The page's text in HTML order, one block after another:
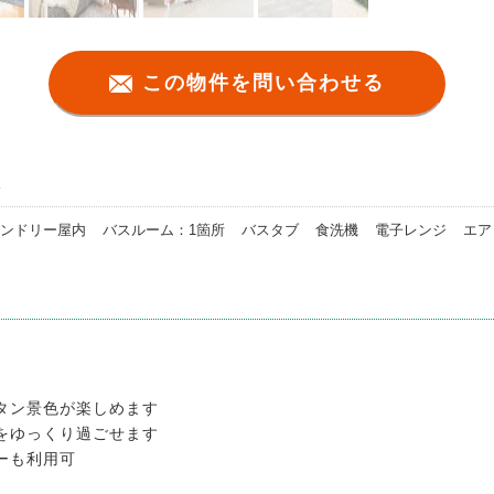
この物件を問い合わせる
ドリー屋内 バスルーム：1箇所 バスタブ 食洗機 電子レンジ エ
ン景色が楽しめます
ゆっくり過ごせます
も利用可